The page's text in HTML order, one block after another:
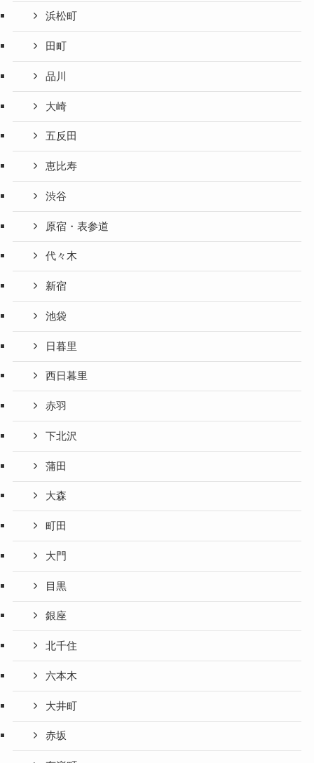
浜松町
田町
品川
大崎
五反田
恵比寿
渋谷
原宿・表参道
代々木
新宿
池袋
日暮里
西日暮里
赤羽
下北沢
蒲田
大森
町田
大門
目黒
銀座
北千住
六本木
大井町
赤坂